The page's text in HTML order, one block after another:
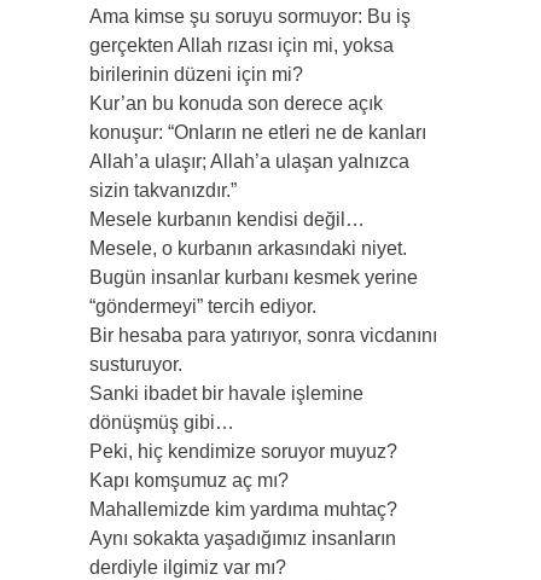
Ama kimse şu soruyu sormuyor: Bu iş
gerçekten Allah rızası için mi, yoksa
birilerinin düzeni için mi?
Kur’an bu konuda son derece açık
konuşur: “Onların ne etleri ne de kanları
Allah’a ulaşır; Allah’a ulaşan yalnızca
sizin takvanızdır.”
Mesele kurbanın kendisi değil…
Mesele, o kurbanın arkasındaki niyet.
Bugün insanlar kurbanı kesmek yerine
“göndermeyi” tercih ediyor.
Bir hesaba para yatırıyor, sonra vicdanını
susturuyor.
Sanki ibadet bir havale işlemine
dönüşmüş gibi…
Peki, hiç kendimize soruyor muyuz?
Kapı komşumuz aç mı?
Mahallemizde kim yardıma muhtaç?
Aynı sokakta yaşadığımız insanların
derdiyle ilgimiz var mı?